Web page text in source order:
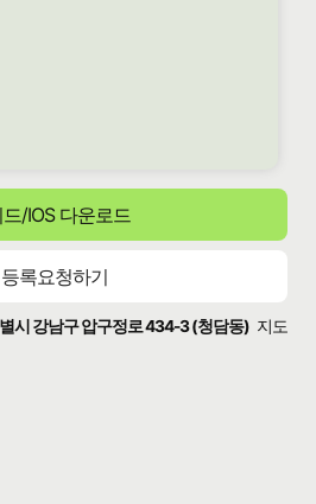
/IOS 다운로드
록요청하기
시 강남구 압구정로 434-3 (청담동) 지도